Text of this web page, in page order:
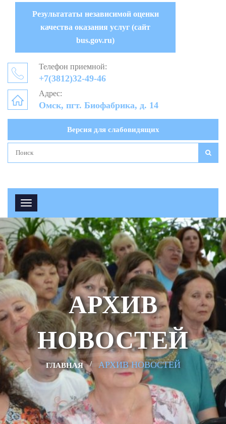
Результататы независимой оценки
качества оказания услуг (сайт
bus.gov.ru)
Телефон приемной:
+7(3812)32-49-46
Адрес:
Омск, пгт. Биофабрика, д. 14
Версия для слабовидящих
АРХИВ
НОВОСТЕЙ
ГЛАВНАЯ АРХИВ НОВОСТЕЙ